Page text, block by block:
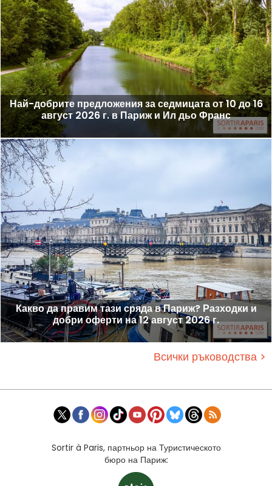
Най-добрите предложения за седмицата от 10 до 16
август 2026 г. в Париж и Ил дьо Франс
Какво да правим тази сряда в Париж? Разходки и
добри оферти на 12 август 2026 г.
Всички ръководства >
Sortir à Paris, партньор на Туристическото
бюро на Париж: